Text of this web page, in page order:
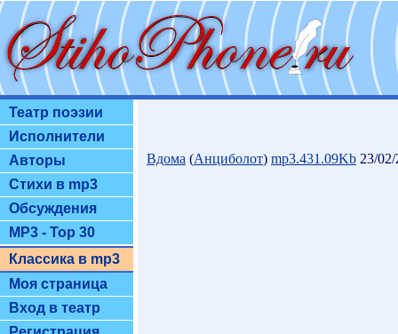
Театр поэзии
Исполнители
Авторы
Стихи в mp3
Обсуждения
MP3 - Top 30
Классика в mp3
Моя страница
Вход в театр
Вдома (Анциболот) mp3.431.09Kb 23/